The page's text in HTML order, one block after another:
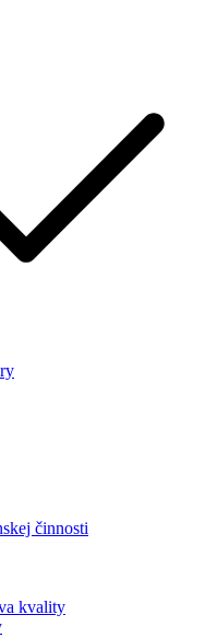
činnosti
kvality